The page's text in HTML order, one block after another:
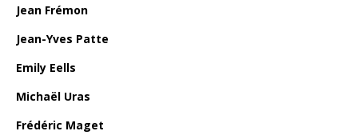
Jean Frémon
Jean-Yves Patte
Emily Eells
Michaël Uras
Frédéric Maget